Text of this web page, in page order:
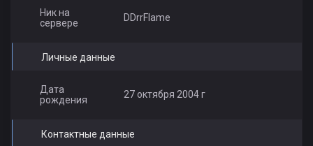
Ник на
сервере
DDrrFlame
Личные данные
Дата
рождения
27 октября 2004 г
Контактные данные